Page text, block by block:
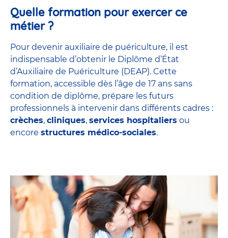
Quelle formation pour exercer ce
métier ?
Pour devenir auxiliaire de puériculture, il est
indispensable d’obtenir le Diplôme d’État
d’Auxiliaire de Puériculture (DEAP). Cette
formation, accessible dès l’âge de 17 ans sans
condition de diplôme, prépare les futurs
professionnels à intervenir dans différents cadres :
crèches, cliniques, services hospitaliers ou
encore structures médico-sociales.